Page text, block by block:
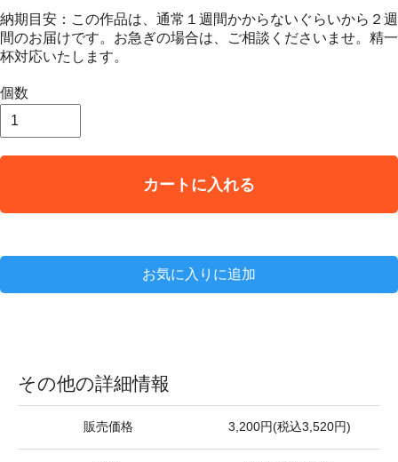
納期目安：この作品は、通常１週間かからないぐらいから２週
間のお届けです。お急ぎの場合は、ご相談くださいませ。精一
杯対応いたします。
個数
カートに入れる
お気に入りに追加
その他の詳細情報
販売価格 3,200円(税込3,520円)